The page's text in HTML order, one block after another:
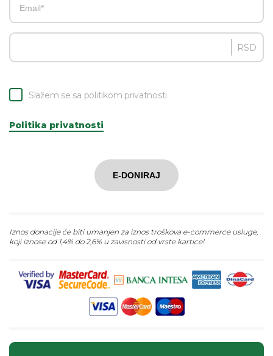
RSD
Slažem se sa politikom privatnosti
Politika privatnosti
E-DONIRAJ
Iznos donacije će biti umanjen za iznos troškova e-commerce usluge,
koji iznose od 1,4% do 2,6% u zavisnosti od vrste kartice!